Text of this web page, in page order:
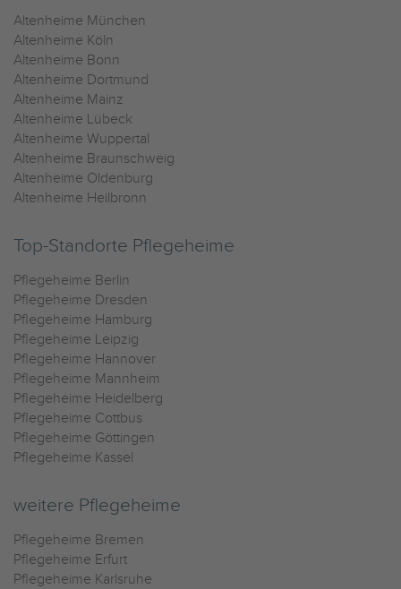
Altenheime München
Altenheime Köln
Altenheime Bonn
Altenheime Dortmund
Altenheime Mainz
Altenheime Lübeck
Altenheime Wuppertal
Altenheime Braunschweig
Altenheime Oldenburg
Altenheime Heilbronn
Top-Standorte Pflegeheime
Pflegeheime Berlin
Pflegeheime Dresden
Pflegeheime Hamburg
Pflegeheime Leipzig
Pflegeheime Hannover
Pflegeheime Mannheim
Pflegeheime Heidelberg
Pflegeheime Cottbus
Pflegeheime Göttingen
Pflegeheime Kassel
weitere Pflegeheime
Pflegeheime Bremen
Pflegeheime Erfurt
Pflegeheime Karlsruhe